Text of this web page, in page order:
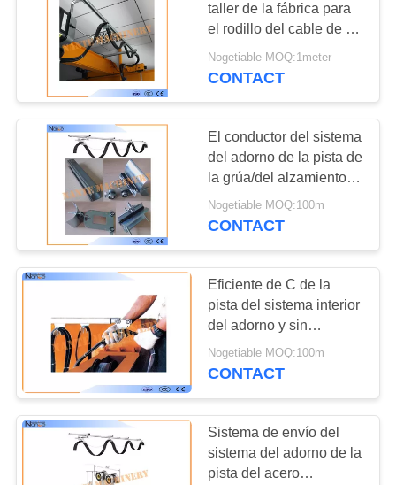
MAPA
SITIO
PRIVACY
POLICY
taller de la fábrica para
el rodillo del cable de la
grúa de arriba
Nogetiable MOQ:1meter
CONTACT
El conductor del sistema
del adorno de la pista de
la grúa/del alzamiento C
cerca
32mm*30mm*1.5m m
Nogetiable MOQ:100m
CONTACT
Eficiente de C de la
pista del sistema interior
del adorno y sin
necesidad de
mantenimiento seguros
Nogetiable MOQ:100m
CONTACT
Sistema de envío del
sistema del adorno de la
pista del acero